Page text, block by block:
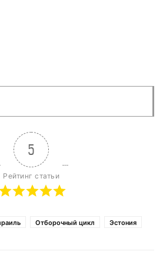
5
Рейтинг статьи
Отборочный цикл Эстония